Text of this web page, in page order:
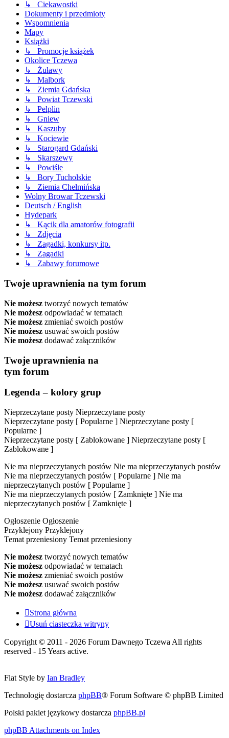
↳ Ciekawostki
Dokumenty i przedmioty
Wspomnienia
Mapy
Książki
↳ Promocje książek
Okolice Tczewa
↳ Żuławy
↳ Malbork
↳ Ziemia Gdańska
↳ Powiat Tczewski
↳ Pelplin
↳ Gniew
↳ Kaszuby
↳ Kociewie
↳ Starogard Gdański
↳ Skarszewy
↳ Powiśle
↳ Bory Tucholskie
↳ Ziemia Chełmińska
Wolny Browar Tczewski
Deutsch / English
Hydepark
↳ Kącik dla amatorów fotografii
↳ Zdjęcia
↳ Zagadki, konkursy itp.
↳ Zagadki
↳ Zabawy forumowe
Twoje uprawnienia na tym forum
Nie możesz tworzyć nowych tematów
Nie możesz odpowiadać w tematach
Nie możesz zmieniać swoich postów
Nie możesz usuwać swoich postów
Nie możesz dodawać załączników
Twoje uprawnienia na
tym forum
Legenda – kolory grup
Nieprzeczytane posty Nieprzeczytane posty
Nieprzeczytane posty [ Popularne ] Nieprzeczytane posty [
Popularne ]
Nieprzeczytane posty [ Zablokowane ] Nieprzeczytane posty [
Zablokowane ]
Nie ma nieprzeczytanych postów Nie ma nieprzeczytanych postów
Nie ma nieprzeczytanych postów [ Popularne ] Nie ma
nieprzeczytanych postów [ Popularne ]
Nie ma nieprzeczytanych postów [ Zamknięte ] Nie ma
nieprzeczytanych postów [ Zamknięte ]
Ogłoszenie Ogłoszenie
Przyklejony Przyklejony
Temat przeniesiony Temat przeniesiony
Nie możesz tworzyć nowych tematów
Nie możesz odpowiadać w tematach
Nie możesz zmieniać swoich postów
Nie możesz usuwać swoich postów
Nie możesz dodawać załączników
Strona główna
Usuń ciasteczka witryny
Copyright © 2011 - 2026 Forum Dawnego Tczewa All rights
reserved - 15 Years active.
Flat Style by Ian Bradley
Technologię dostarcza phpBB® Forum Software © phpBB Limited
Polski pakiet językowy dostarcza phpBB.pl
phpBB Attachments on Index